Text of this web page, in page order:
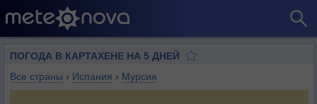
ПОГОДА В КАРТАХЕНЕ НА 5 ДНЕЙ
Все страны › Испания › Мурсия